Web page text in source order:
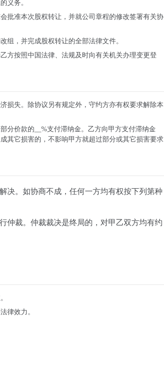
义务。
批准本次股权转让，并就公司章程的修改签署有关协
组，并完成股权转让的全部法律文件。
方按照中国法律、法规及时向有关机关办理变更登
损失。除协议另有规定外，守约方亦有权要求解除本
分价款的__%支付滞纳金。乙方向甲方支付滞纳金
其它损害的，不影响甲方就超过部分或其它损害要求
决。如协商不成，任何一方均有权按下列第种
仲裁。仲裁裁决是终局的，对甲乙双方均有约
律效力。